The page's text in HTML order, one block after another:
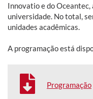
Innovatio e do Oceantec,
universidade. No total,
unidades acadêmicas.
A programação está
Programação